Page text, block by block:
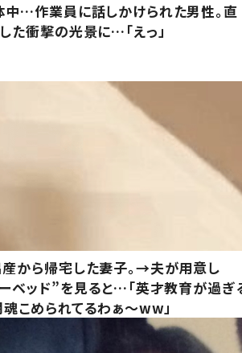
中…作業員に話しかけられた男性。直
た衝撃の光景に…「えっ」
産から帰宅した妻子。→夫が用意し
ベッド”を見ると…「英才教育が過ぎ
魂こめられてるわぁ～ww」